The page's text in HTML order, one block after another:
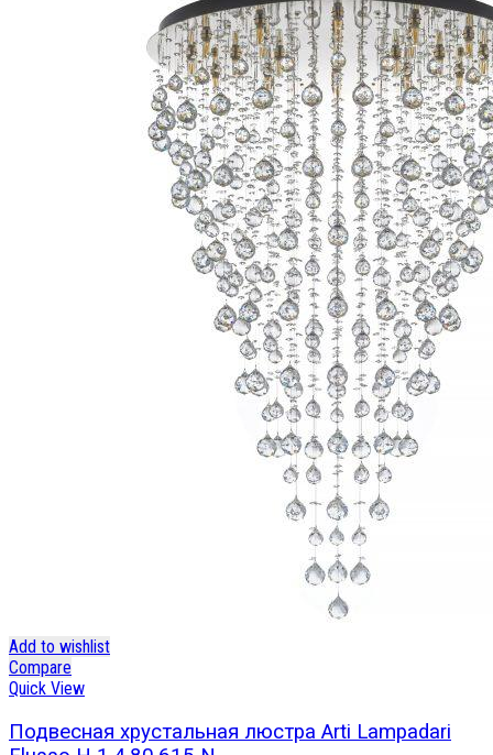
Add to wishlist
Compare
Quick View
Подвесная хрустальная люстра Arti Lampadari